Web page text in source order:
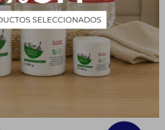
en curas superficiales sin contacto
TE PUEDEN INTERESAR